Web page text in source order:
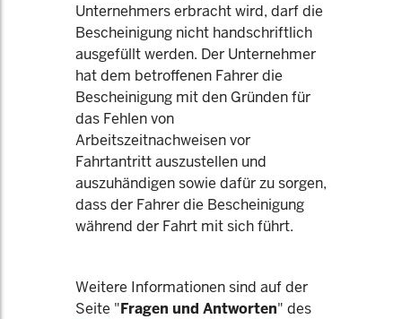
Unternehmers erbracht wird, darf die
Bescheinigung nicht handschriftlich
ausgefüllt werden. Der Unternehmer
hat dem betroffenen Fahrer die
Bescheinigung mit den Gründen für
das Fehlen von
Arbeitszeitnachweisen vor
Fahrtantritt auszustellen und
auszuhändigen sowie dafür zu sorgen,
dass der Fahrer die Bescheinigung
während der Fahrt mit sich führt.
Weitere Informationen sind auf der
Seite "Fragen und Antworten" des